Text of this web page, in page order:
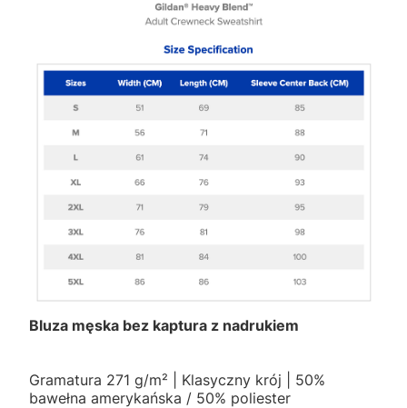
Bluza męska bez kaptura z nadrukiem
Gramatura 271 g/m² | Klasyczny krój | 50%
bawełna amerykańska / 50% poliester